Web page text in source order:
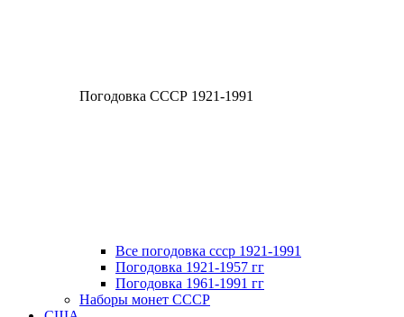
Погодовка СССР 1921-1991
Все погодовка ссср 1921-1991
Погодовка 1921-1957 гг
Погодовка 1961-1991 гг
Наборы монет СССР